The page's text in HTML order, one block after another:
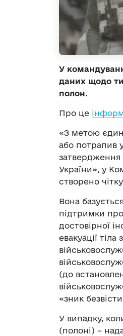
У
даних щодо
полон.
Про це
«З метою
або потрапив
затвердження
України», у
створено
Вона
підтримки
достовірної
евакуації
(до
«зник
У випадку,
(полоні) –